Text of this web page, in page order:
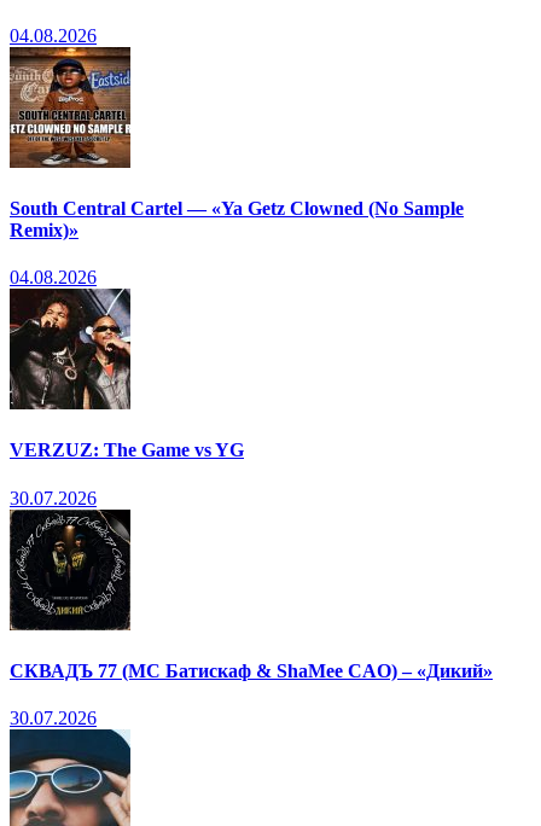
04.08.2026
South Central Cartel — «Ya Getz Clowned (No Sample
Remix)»
04.08.2026
VERZUZ: The Game vs YG
30.07.2026
СКВАДЪ 77 (МС Батискаф & ShaMee CAO) – «Дикий»
30.07.2026